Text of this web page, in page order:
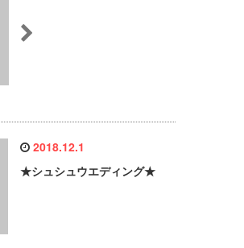
2018.12.1
★シュシュウエディング★